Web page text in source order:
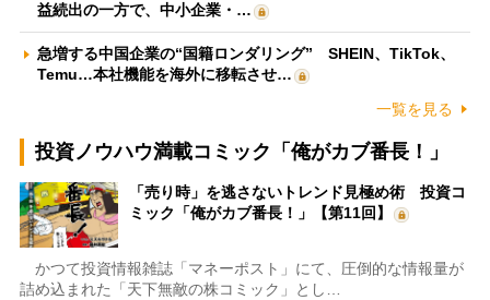
益続出の一方で、中小企業・…
急増する中国企業の“国籍ロンダリング” SHEIN、TikTok、
Temu…本社機能を海外に移転させ…
一覧を見る
投資ノウハウ満載コミック「俺がカブ番長！」
「売り時」を逃さないトレンド見極め術 投資コ
ミック「俺がカブ番長！」【第11回】
かつて投資情報雑誌「マネーポスト」にて、圧倒的な情報量が
詰め込まれた「天下無敵の株コミック」とし…